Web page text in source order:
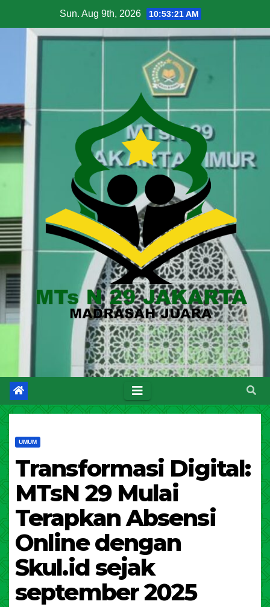
Sun. Aug 9th, 2026 10:53:22 AM
UMUM
Transformasi Digital:
MTsN 29 Mulai
Terapkan Absensi
Online dengan
Skul.id sejak
september 2025